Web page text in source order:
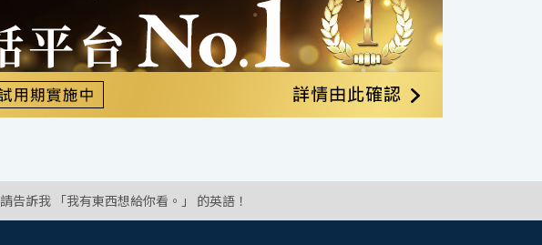
請告訴我 「我有東西想給你看。」 的英語！